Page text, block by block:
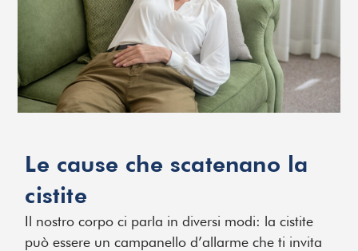
Le cause che scatenano la
cistite
Il nostro corpo ci parla in diversi modi: la cistite
può essere un campanello d’allarme che ti invita